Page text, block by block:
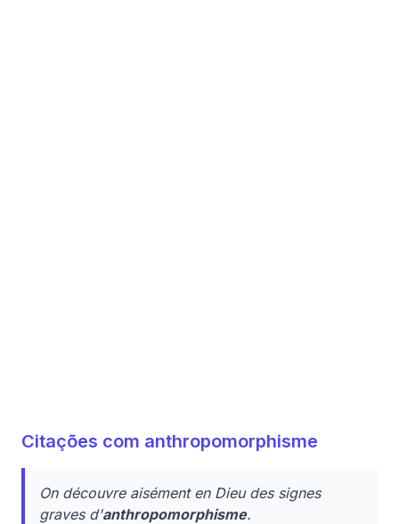
Citações com anthropomorphisme
On découvre aisément en Dieu des signes
graves d'anthropomorphisme.